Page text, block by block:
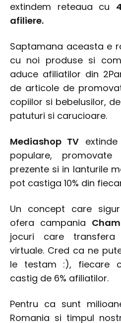
extindem reteaua cu
afiliere.
Saptamana aceasta e
cu noi produse si
aduce afiliatilor din
de articole de
copiilor si bebelusilor,
patuturi si carucioare.
Mediashop TV
populare, promovate
prezente si in lanturile
pot castiga 10% din
Un concept care
ofera campania
jocuri care
virtuale. Cred ca ne
le testam :), fiecare
castig de 6% afiliatilor.
Pentru ca sunt
Romania si timpul